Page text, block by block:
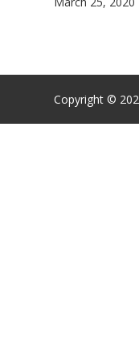
Copyright ©